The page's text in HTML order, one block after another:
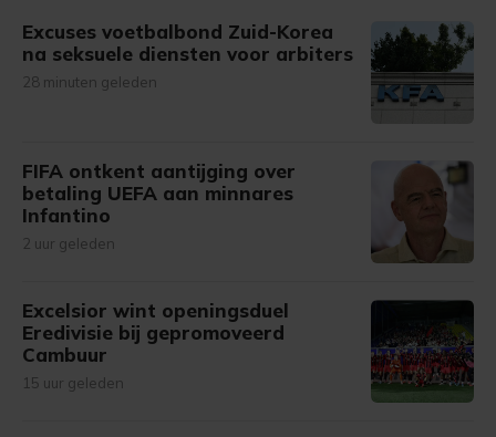
Excuses voetbalbond Zuid-Korea
na seksuele diensten voor arbiters
28 minuten geleden
FIFA ontkent aantijging over
betaling UEFA aan minnares
Infantino
2 uur geleden
Excelsior wint openingsduel
Eredivisie bij gepromoveerd
Cambuur
15 uur geleden